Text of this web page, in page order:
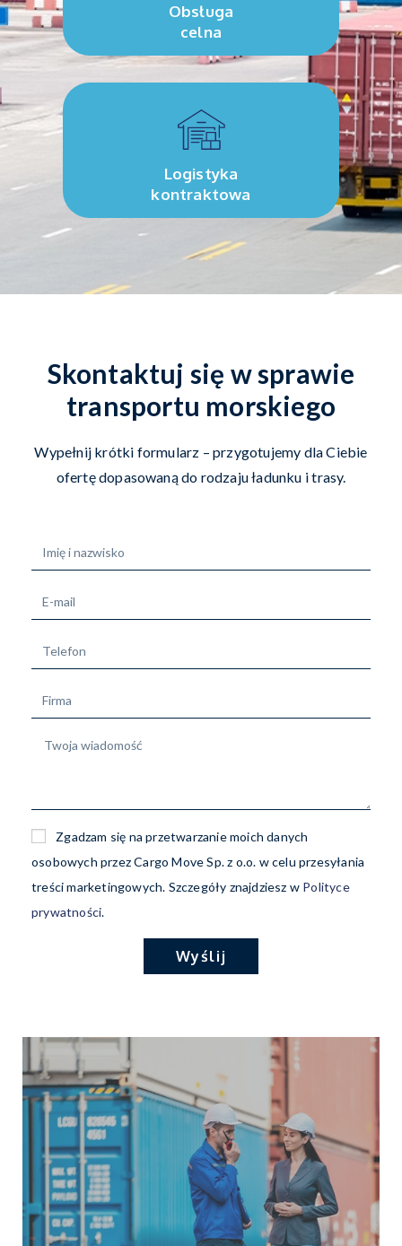
Obsługa
celna
Logistyka
kontraktowa
Skontaktuj się w sprawie
transportu morskiego
Wypełnij krótki formularz – przygotujemy dla Ciebie
ofertę dopasowaną do rodzaju ładunku i trasy.
Zgadzam się na przetwarzanie moich danych
osobowych przez Cargo Move Sp. z o.o. w celu przesyłania
treści marketingowych. Szczegóły znajdziesz w Polityce
prywatności.
Wyślij